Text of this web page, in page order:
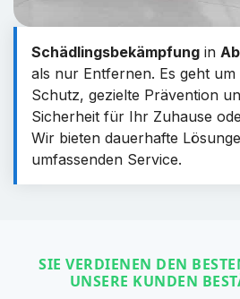
Schädlingsbekämpfung in
als nur Entfernen. Es geht
Schutz, gezielte Prävention
Sicherheit für Ihr Zuhause
Wir bieten dauerhafte
umfassenden Service.
SIE VERDIENEN DEN
UNSERE KUNDEN